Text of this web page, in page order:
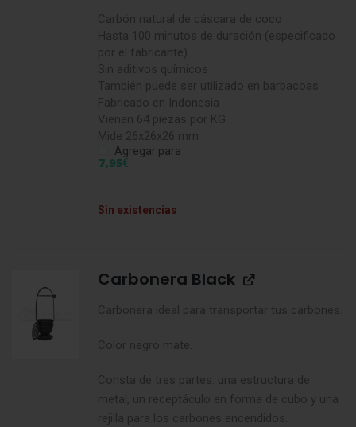
Carbón natural de cáscara de coco
Hasta 100 minutos de duración (especificado
por el fabricante)
Sin aditivos químicos
También puede ser utilizado en barbacoas
Fabricado en Indonesia
Vienen 64 piezas por KG
Mide 26x26x26 mm
Agregar para
7,95€
Sin existencias
Carbonera Black
Carbonera ideal para transportar tus carbones.
Color negro mate.
Consta de tres partes: una estructura de
metal, un receptáculo en forma de cubo y una
rejilla para los carbones encendidos.